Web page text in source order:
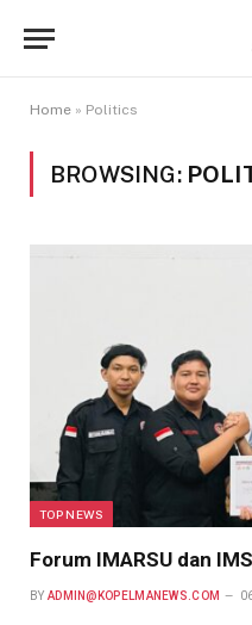
Home » Politics
BROWSING:
TOP NEWS
Forum IMARSU dan
BY ADMIN@KOPELMANEWS.COM